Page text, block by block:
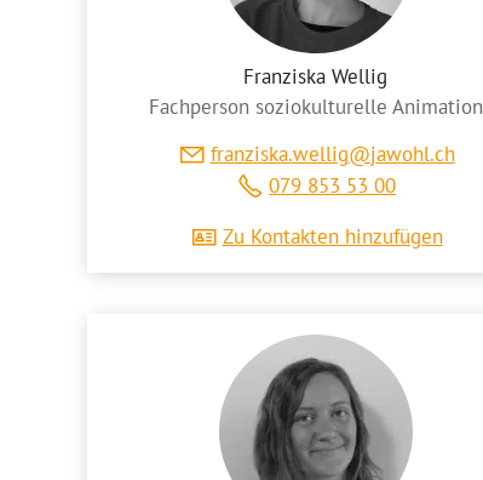
Franziska Wellig
Fachperson soziokulturelle Animation
fr nz sk w ll g j w hlch
079 853 53 00
Zu Kontakten hinzufügen